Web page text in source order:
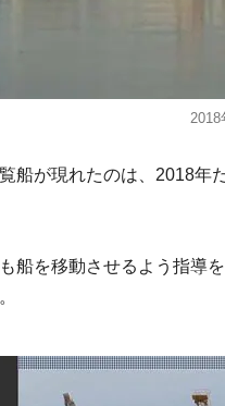
船が現れたのは、2018年
船を移動させるよう指導